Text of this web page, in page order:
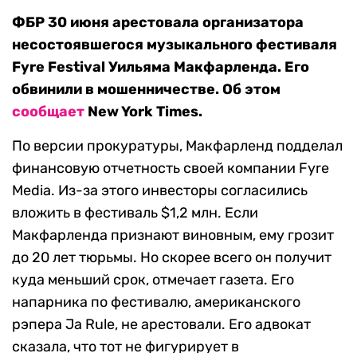
ФБР 30 июня арестовала организатора
несостоявшегося музыкального фестиваля
Fyre Festival Уильяма Макфарленда. Его
обвинили в мошенничестве. Об этом
сообщает New York Times.
По версии прокуратуры, Макфарленд подделал
финансовую отчетность своей компании Fyre
Media. Из-за этого инвесторы согласились
вложить в фестиваль $1,2 млн. Если
Макфарленда признают виновным, ему грозит
до 20 лет тюрьмы. Но скорее всего он получит
куда меньший срок, отмечает газета. Его
напарника по фестивалю, американского
рэпера Ja Rule, не арестовали. Его адвокат
сказала, что тот не фигурирует в